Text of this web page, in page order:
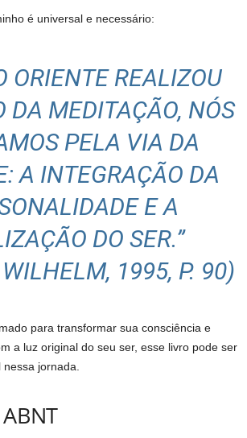
é universal e necessário:
ORIENTE REALIZOU
DA MEDITAÇÃO, NÓS
PELA VIA DA
A INTEGRAÇÃO DA
E A
DO SER.”
1995, P. 90)
para transformar sua consciência e
a luz original do seu ser, esse livro pode ser
jornada.